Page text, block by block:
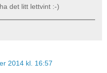
det litt lettvint :-)
2014 kl. 16:57